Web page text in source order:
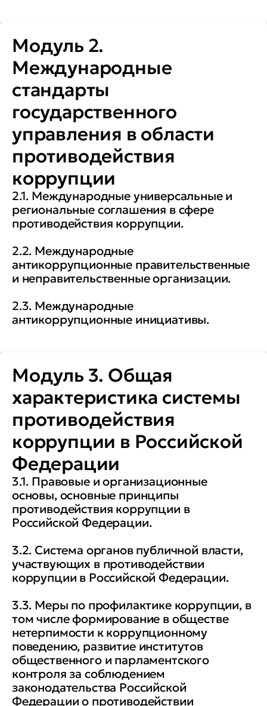
дисциплинарной
ответственности за
коррупционные
правонарушения;
Вырабатывать предложения,
направленные на повышение
эффективности профилактики
коррупции;
Модуль 2.
Международные
стандарты
государственного
управления в области
противодействия
коррупции
2.1. Международные универсальные и
региональные соглашения в сфере
противодействия коррупции.
2.2. Международные
антикоррупционные правительственные
и неправительственные организации.
2.3. Международные
антикоррупционные инициативы.
Модуль 3. Общая
характеристика системы
противодействия
коррупции в Российской
Федерации
3.1. Правовые и организационные
основы, основные принципы
противодействия коррупции в
Российской Федерации.
3.2. Система органов публичной власти,
участвующих в противодействии
коррупции в Российской Федерации.
3.3. Меры по профилактике коррупции, в
том числе формирование в обществе
нетерпимости к коррупционному
поведению, развитие институтов
общественного и парламентского
контроля за соблюдением
законодательства Российской
Федерации о противодействии